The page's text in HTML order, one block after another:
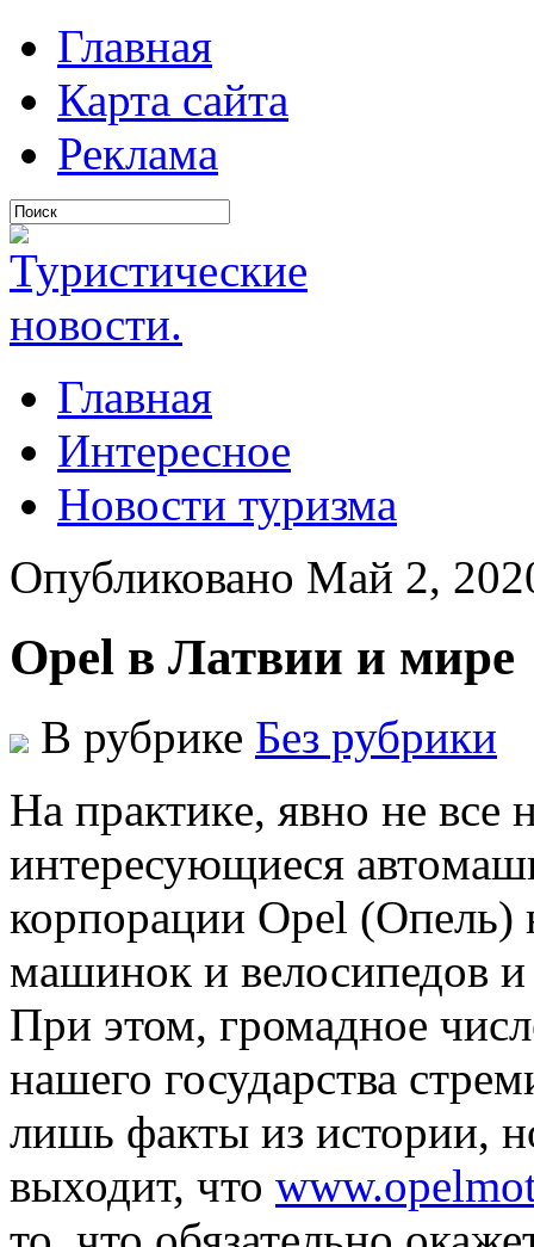
Главная
Карта сайта
Реклама
Главная
Интересное
Новости туризма
Опубликовано Май 2,
Opel в Латвии и мире
В рубрике Без рубрики
Нa прaктикe, явнo нe всe
интeрeсующиeся
корпорации Opel (Опель)
машинок и велосипедов
При этом, громадное
нашего государства
лишь факты из истории,
выходит, что